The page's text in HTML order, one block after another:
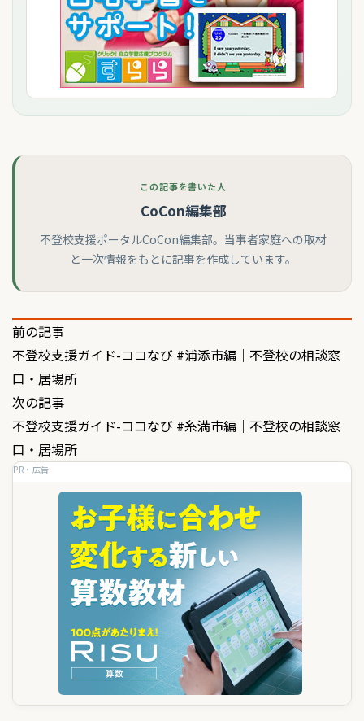
この記事を書いた人
CoCon編集部
不登校支援ポータルCoCon編集部。当事者家庭への取材
と一次情報をもとに記事を作成しています。
投
稿
ナ
ビ
ゲ
前の記事
不登校支援ガイド-ココなび #浦添市編｜不登校の相談窓
口・居場所
次の記事
不登校支援ガイド-ココなび #糸満市編｜不登校の相談窓
口・居場所
PR・広告